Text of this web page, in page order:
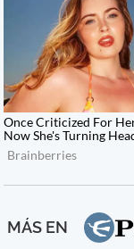
MÁS EN